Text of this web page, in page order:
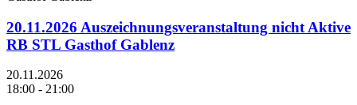
20.11.2026 Auszeichnungsveranstaltung nicht Aktive
RB STL Gasthof Gablenz
20.11.2026
18:00 - 21:00